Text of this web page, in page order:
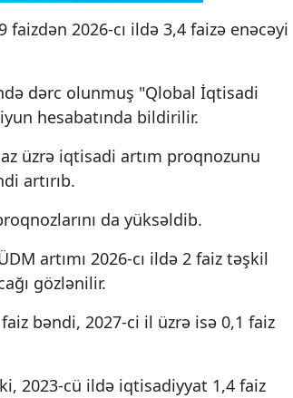
2026-cı ildə 3,4 faizə enəcəyi
dərc olunmuş "Qlobal İqtisadi
hesabatında bildirilir.
üzrə iqtisadi artım proqnozunu
artırıb.
da yüksəldib.
artımı 2026-cı ildə 2 faiz təşkil
gözlənilir.
bəndi, 2027-ci il üzrə isə 0,1 faiz
2023-cü ildə iqtisadiyyat 1,4 faiz